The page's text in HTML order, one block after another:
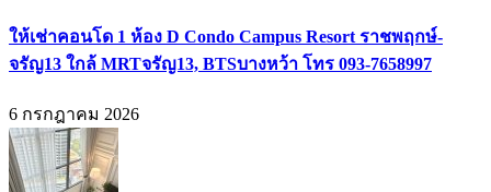
ให้เช่าคอนโด 1 ห้อง D Condo Campus Resort ราชพฤกษ์-
จรัญ13 ใกล้ MRTจรัญ13, BTSบางหว้า โทร 093-7658997
6 กรกฎาคม 2026